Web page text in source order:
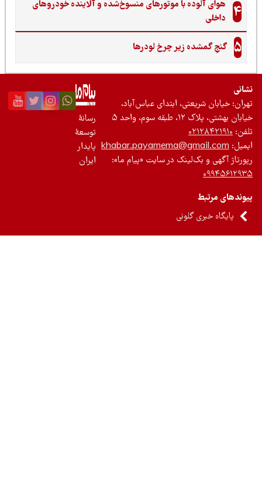
هوای آلوده با موتورهای منسوخ‌شده و آلاینده خودروهای
داخلی
گنجِ گمشده زیر چرخ لودرها
خیابان شریعتی، ابتدای عباس‌آباد،
بهشتی، پلاک ۱۲، طبقه سوم، واحد ۵
۰۲۱۲۸۴۲۱۹۱۰
khabar.payamema@gmail.com
آگهی و بک‌لینک در سایت «پیام ما»:
مرتبط
پایگاه خبری گلونی
رسانۀ
توسعۀ
پایدار
ایران